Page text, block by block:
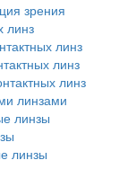
зрения
линз
линз
линз
линз
линзами
линзы
линзы